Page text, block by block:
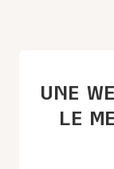
UNE
LE